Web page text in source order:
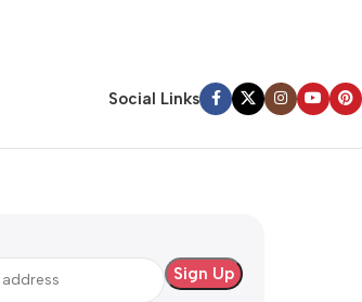
Social Links